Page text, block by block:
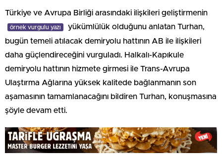
Türkiye ve Avrupa Birliği arasındaki ilişkileri geliştirmenin
örnek vurgulu yazı
yükümlülük olduğunu anlatan Turhan,
bugün temeli atılacak demiryolu hattının AB ile ilişkileri
daha güçlendireceğini vurguladı. Halkalı-Kapıkule
demiryolu hattının hizmete girmesi ile Trans-Avrupa
Ulaştırma Ağlarına yüksek kalitede bağlanmanın son
aşamasının tamamlanacağını bildiren Turhan, konuşmasına
şöyle devam etti.